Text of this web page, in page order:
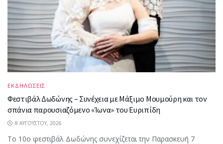
ΕΚΔΗΛΩΣΕΙΣ
Φεστιβάλ Δωδώνης – Συνέχεια με Μάξιμο Μουμούρη και τον
σπάνια παρουσιαζόμενο «Ίωνα» του Ευριπίδη
8 ΑΥΓΟΎΣΤΟΥ, 2026
Το 10ο φεστιβάλ Δωδώνης συνεχίζεται την Παρασκευή 7